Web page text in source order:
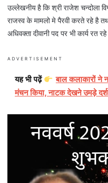
उल्लेखनीय है कि श्री राजेश चन्दोला
राजस्व के मामलो मे पैरवी करते रहे है
अधिवक्ता दीवानी पद पर भी कार्य रत रहे
ADVERTISEMENT
यह भी पढ़ें
बाल कलाकारों ने
मंचन किया, नाटक देखने उमड़े